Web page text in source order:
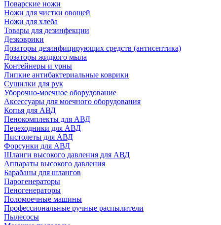
Поварские ножи
Ножи для чистки овощей
Ножи для хлеба
Товары для дезинфекции
Дезковрики
Дозаторы дезинфицирующих средств (антисептика)
Дозаторы жидкого мыла
Контейнеры и урны
Липкие антибактериальные коврики
Сушилки для рук
Уборочно-моечное оборудование
Аксессуары для моечного оборудования
Копья для АВД
Пенокомплекты для АВД
Переходники для АВД
Пистолеты для АВД
Форсунки для АВД
Шланги высокого давления для АВД
Аппараты высокого давления
Барабаны для шлангов
Парогенераторы
Пеногенераторы
Поломоечные машины
Профессиональные ручные распылители
Пылесосы